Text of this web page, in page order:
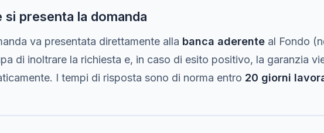
si presenta la domanda
va presentata direttamente alla banca aderente al Fondo
di inoltrare la richiesta e, in caso di esito positivo, la garanzia
I tempi di risposta sono di norma entro 20 giorni